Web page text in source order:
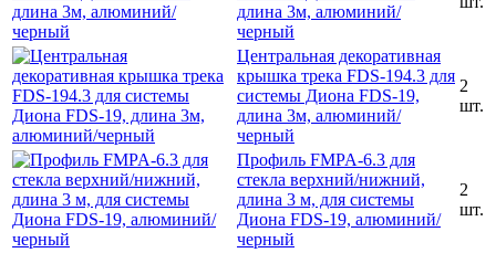
длина 3м, алюминий/
черный
Центральная декоративная
крышка трека FDS-194.3 для
системы Диона FDS-19,
длина 3м, алюминий/
черный
2
шт.
Профиль FMPA-6.3 для
стекла верхний/нижний,
длина 3 м, для системы
Диона FDS-19, алюминий/
черный
2
шт.